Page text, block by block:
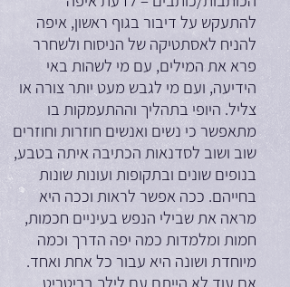
להתעקש על דיבור בגוף ראשון, איפה
להניח לאסתטיקה של הניסוח ולשחרר
פרא את המילים, עם מי לשהות באי
הידיעה, ועם מי לגבש מעט יותר צורה או
צליל. היופי בתהליך וההתעמקות בו
מתאפשר כי נשים ואנשים חוזרות וחוזרים
שוב ושוב לסדנאות הכתיבה איתה בטבע,
בנופים שונים ובתקופות ועונות שונות
בחייהם. ככה אפשר לראות וככה היא
מראה את שבילי הנפש בעיניים חכמות,
חמות ומלמדות כמה יפה הדרך וכמה
מיוחדת ושונה היא עבור כל אחת ואחד.
אם עוד לא הייתם עם לילך בריטריט